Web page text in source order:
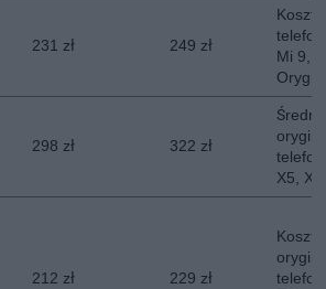
231 zł 249 zł
Koszt
Mi 9,
298 zł 322 zł
Średni
X5, X6
212 zł 229 zł
Koszt